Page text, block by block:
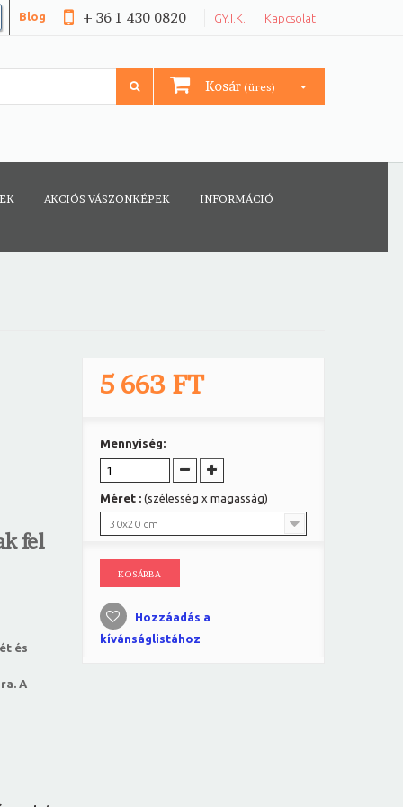
GY.I.K. Kapcsolat
+ 36 1 430 0820
Blog
Kosár (üres)
AKCIÓS VÁSZONKÉPEK INFORMÁCIÓ
fel
és
A
5 663 FT
Mennyiség:
Méret : (szélesség x magasság)
30x20 cm
KOSÁRBA
Hozzáadás a
kívánságlistához